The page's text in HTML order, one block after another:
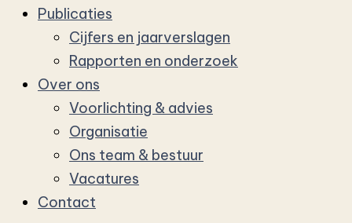
Publicaties
Cijfers en jaarverslagen
Rapporten en onderzoek
Over ons
Voorlichting & advies
Organisatie
Ons team & bestuur
Vacatures
Contact